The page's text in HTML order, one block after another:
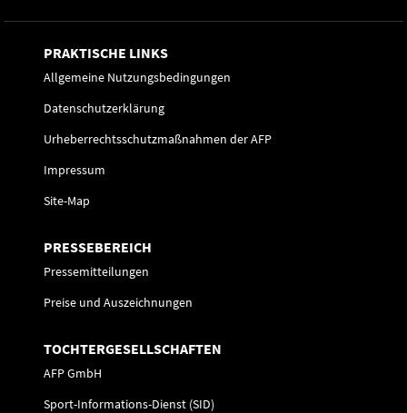
PRAKTISCHE LINKS
Allgemeine Nutzungsbedingungen
Datenschutzerklärung
Urheberrechtsschutzmaßnahmen der AFP
Impressum
Site-Map
PRESSEBEREICH
Pressemitteilungen
Preise und Auszeichnungen
TOCHTERGESELLSCHAFTEN
AFP GmbH
Sport-Informations-Dienst (SID)